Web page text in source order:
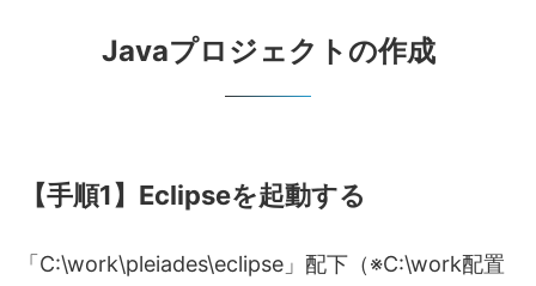
Javaプロジェクトの作成
【手順1】Eclipseを起動する
「C:\work\pleiades\eclipse」配下（※C:\work配置